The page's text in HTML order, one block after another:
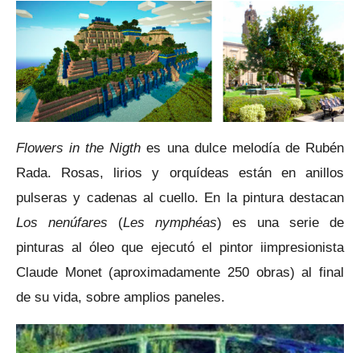
Flowers in the Nigth es una dulce melodía de Rubén
Rada. Rosas, lirios y orquídeas están en anillos
pulseras y cadenas al cuello. En la pintura destacan
Los nenúfares (Les nymphéas) es una serie de
pinturas al óleo que ejecutó el pintor iimpresionista
Claude Monet (aproximadamente 250 obras) al final
de su vida, sobre amplios paneles.